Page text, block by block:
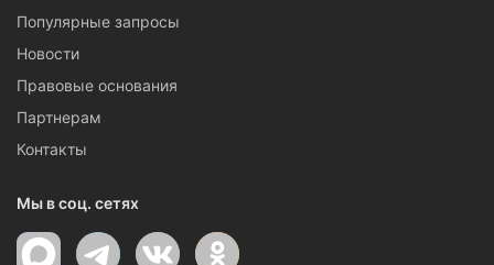
Популярные запросы
Новости
Правовые основания
Партнерам
Контакты
Мы в соц. сетях